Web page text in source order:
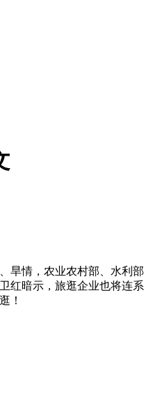
情，农业农村部、水利
红暗示，旅逛企业也将连
！